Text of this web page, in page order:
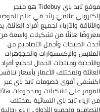
موقع تايد باي Tidebuy هو متجر
عالميّ رائد في عالم الموضة
والأزياء لجميع أفراد العائلة،
هائلًا من تشكيلات واسعة من
الصيحات وأجمل التصاميم من
والإكسسوارات والمجوهرات
ومنتجات الجمال لجميع أفراد
ولمختلف الأعمار بأسعار
أقوى خصومات تايد باي عبر
على تشكيلات ومجموعات هائلة
ازياء تايد باي النسائية بمختلف